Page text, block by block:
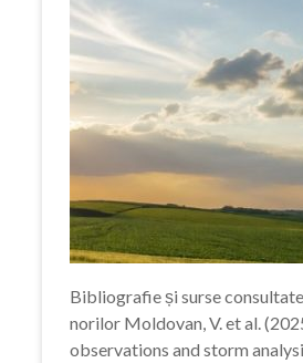
Bibliografie și surse
norilor Moldovan, V. et al.
observations and storm